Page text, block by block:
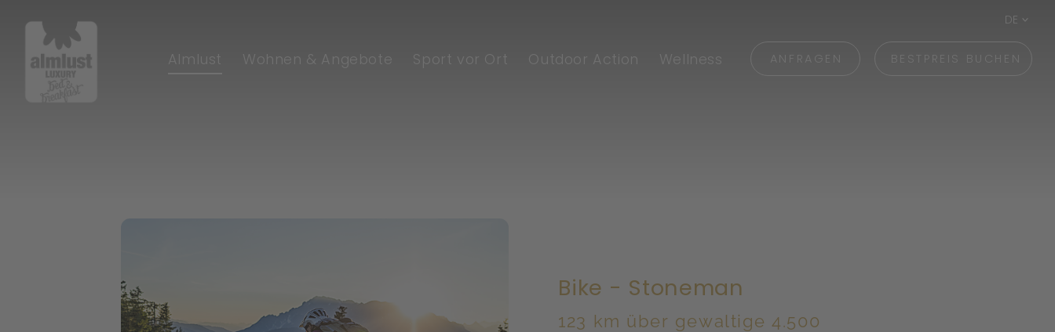
Almlust Wohnen & Angebote Sport vor Ort Outdoor Action Wellness
DE
ANFRAGEN BESTPREIS BUCHEN
Bike - Stoneman
123 km über gewaltige 4.500